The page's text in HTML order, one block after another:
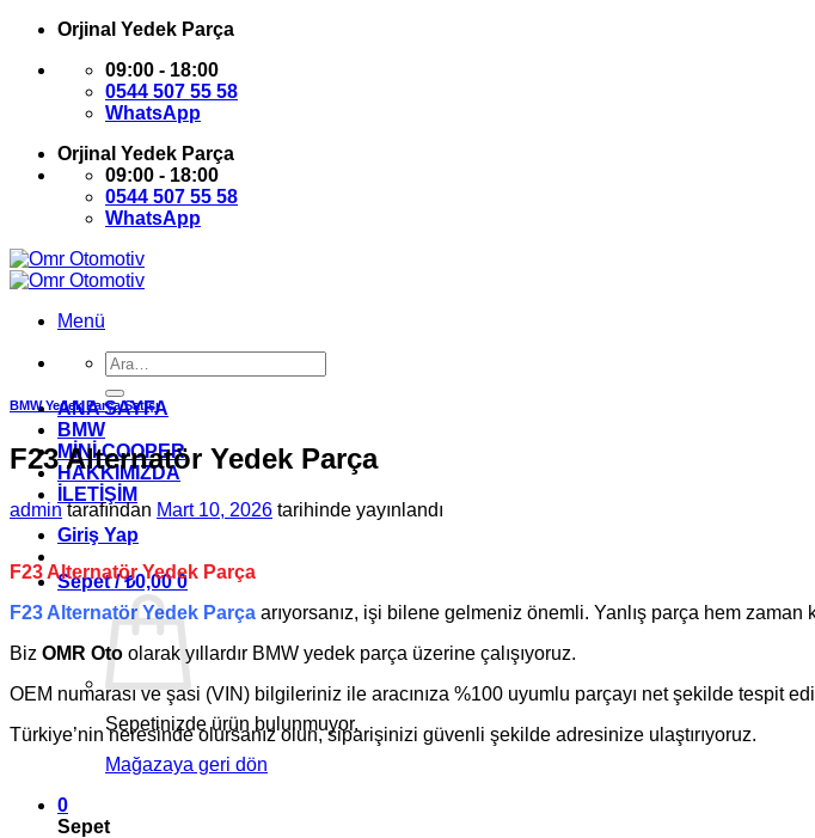
İçeriğeOrjinal Yedek Parça
09:00 - 18:00
0544 507 55 58
WhatsApp
Orjinal Yedek Parça
09:00 - 18:00
0544 507 55 58
WhatsApp
Menü
Ara:
ANA SAYFA
BMW
MİNİ COOPER
HAKKIMIZDA
İLETİŞİM
Giriş Yap
Sepet /₺0,00 0
Sepetinizde ürün bulunmuyor.
Mağazaya geri dön
0
Sepet
BMW Yedek Parça Satışı
F23 Alternatör Yedek Parça
admintarafından Mart 10, 2026 tarihinde yayınlandı
F23 Alternatör Yedek Parça
F23 Alternatör Yedek Parça arıyorsanız, işi bilene gelmeniz önemli. Yanlış parça hem zaman
Biz OMR Oto olarak yıllardır BMW yedek parça üzerine çalışıyoruz.
OEM numarası ve şasi (VIN) bilgileriniz ile aracınıza %100 uyumlu parçayı net şekilde tespit
Türkiye’nin neresinde olursanız olun, siparişinizi güvenli şekilde adresinize ulaştırıyoruz.